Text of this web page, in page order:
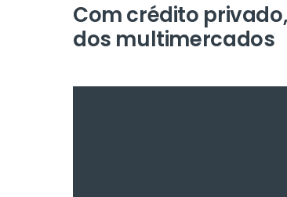
Com crédito
dos multimercados